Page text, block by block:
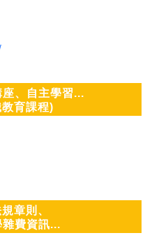
、自主學習...
育課程)
章則、
雜費資訊...